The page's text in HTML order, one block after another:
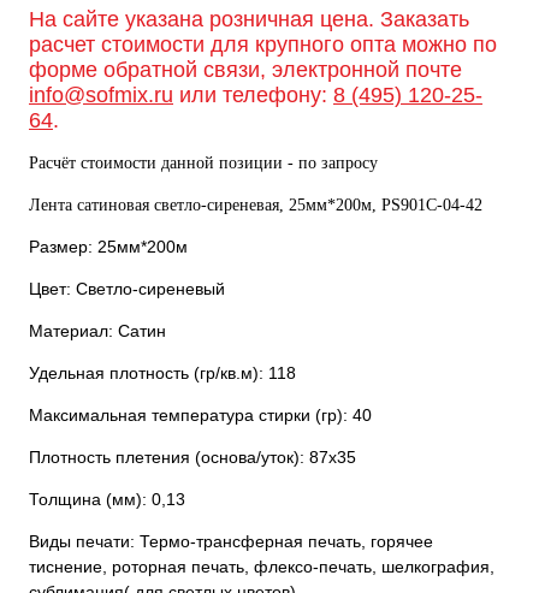
На сайте указана розничная цена. Заказать
расчет стоимости для крупного опта можно по
форме обратной связи, электронной почте
info@sofmix.ru или телефону: 8 (495) 120-25-
64.
Расчёт стоимости данной позиции - по запросу
Лента сатиновая светло-сиреневая, 25мм*200м, PS901С-04-42
Размер: 25мм*200м
Цвет: Светло-сиреневый
Материал: Сатин
Удельная плотность (гр/кв.м): 118
Максимальная температура стирки (гр): 40
Плотность плетения (основа/уток): 87х35
Толщина (мм): 0,13
Виды печати: Термо-трансферная печать, горячее
тиснение, роторная печать, флексо-печать, шелкография,